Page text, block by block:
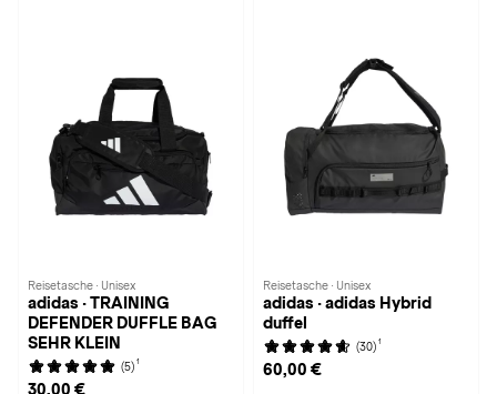
Reisetasche · Unisex
adidas · TRAINING
DEFENDER DUFFLE BAG
SEHR KLEIN
(5) 1
30,00 €
Reisetasche · Unisex
adidas · adidas Hybrid
duffel
(30) 1
60,00 €